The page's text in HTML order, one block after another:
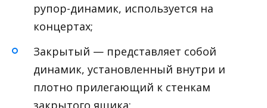
рупор-динамик, используется на
концертах;
Закрытый — представляет собой
динамик, установленный внутри и
плотно прилегающий к стенкам